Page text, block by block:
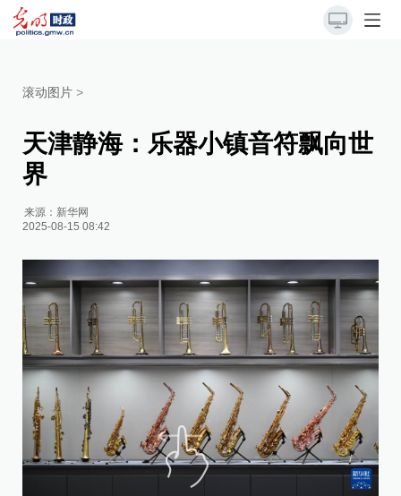
滚动图片 >
天津静海：乐器小镇音符飘向世
界
来源： 新华网
2025-08-15 08:42